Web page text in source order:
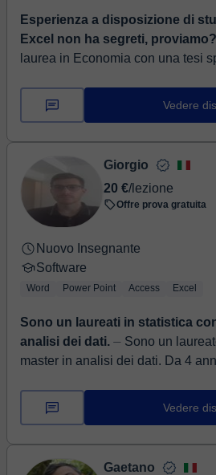
Esperienza a disposizione di
Excel non ha segreti, proviamo?
laurea in Economia con una tesi
automotive dove ho ricoperto mol...
Vedere
Giorgio
20 €/lezione
Offre prova gratuita
Nuovo Insegnante
Software
Word Power Point Access Excel
Sono un laureati in statistica
analisi dei dati. ⏤ Sono un laureato in statistica con un
master in analisi dei dati. Da 4
Vedere
Gaetano